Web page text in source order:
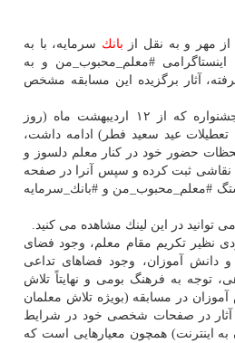
مهر و به نقل از بانك سرمایه، با به
#معلم_محبوب_من و به
آثار برگزیده این مسابقه مشخص
گفتنی است در خلال این جشنواره كه از ۱۲ اردیبهشت ماه (روز
(پایان تعطیلات عید سعید فطر) ادامه داشت،
حضور خود در كنار معلم دلسوز و
نقاشی ثبت كرده و سپس آنرا در صفحه
#معلم_محبوب_من و #بانك_سرمایه
توانید در این لینك مشاهده می كنید.
نظیر تكریم مقام معلم، وجود فضای
دانش آموزان، وجود فضاهای تداعی
توجه به فرهنگ بومی و نهایتاً تلاش
در مسابقه (بویژه تلاش معلمان
آثار در صفحات شخصی خود در شرایط
اینترنت) همچون معیارهایی است كه